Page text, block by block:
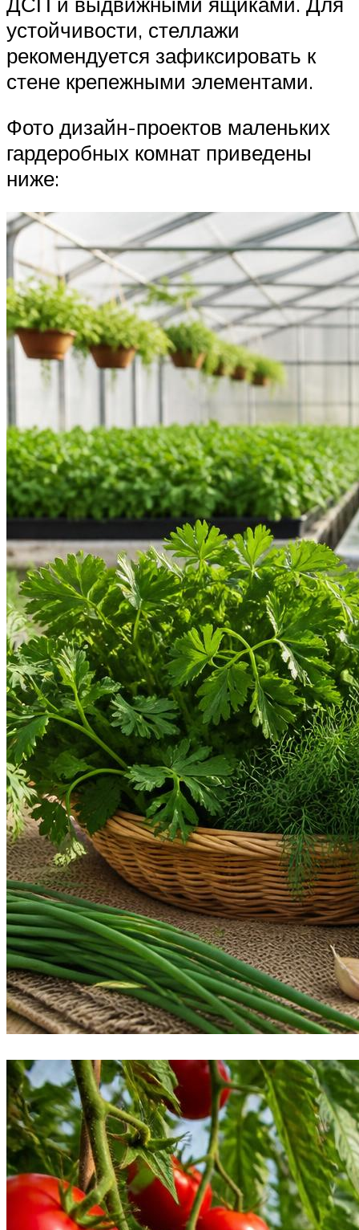
устойчивости, стеллажи
рекомендуется зафиксировать к
стене крепежными элементами.
Фото дизайн-проектов маленьких
гардеробных комнат приведены
ниже: